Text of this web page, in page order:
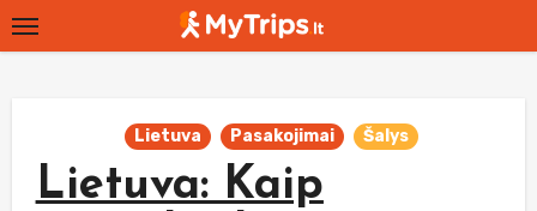
Skip
to
Lietuva Pasakojimai Šalys
Lietuva: Kaip